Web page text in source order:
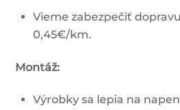
Vieme zabezpečiť
0,45€/km.
Montáž:
Výrobky sa lepia na